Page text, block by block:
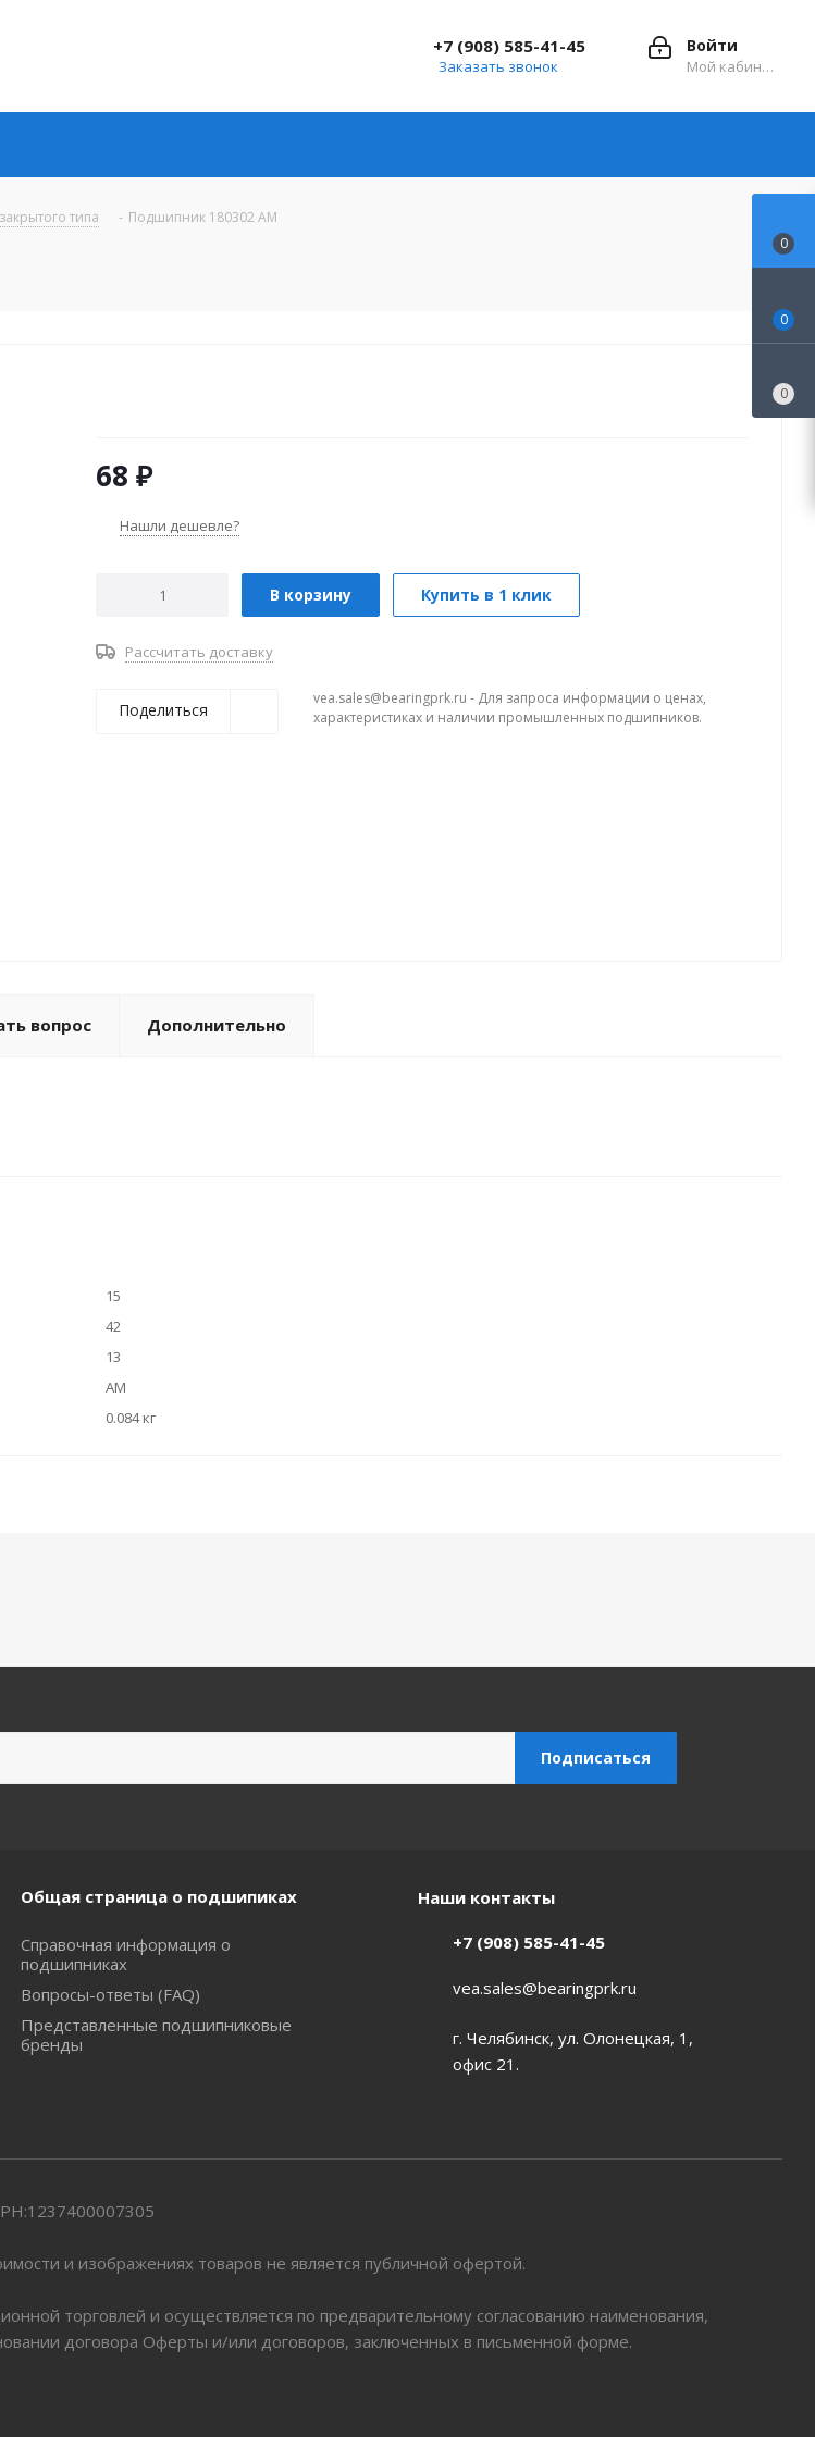
Войти
Мой кабинет
+7 (908) 585-41-45
Заказать звонок
типа - Подшипник 180302 AM
68 ₽
Нашли дешевле?
В корзину Купить в 1 клик
Рассчитать доставку
Поделиться
vea.sales@bearingprk.ru - Для запроса информации о ценах,
характеристиках и наличии промышленных подшипников.
вопрос Дополнительно
15
42
13
AM
0.084 кг
Общая страница о подшипиках
Справочная информация о
подшипниках
Вопросы-ответы (FAQ)
Представленные подшипниковые
бренды
Наши контакты
+7 (908) 585-41-45
vea.sales@bearingprk.ru
г. Челябинск, ул. Олонецкая, 1,
офис 21.
и изображениях товаров не является публичной офертой.
торговлей и осуществляется по предварительному согласованию наименования,
договора Оферты и/или договоров, заключенных в письменной форме.
0
0
0